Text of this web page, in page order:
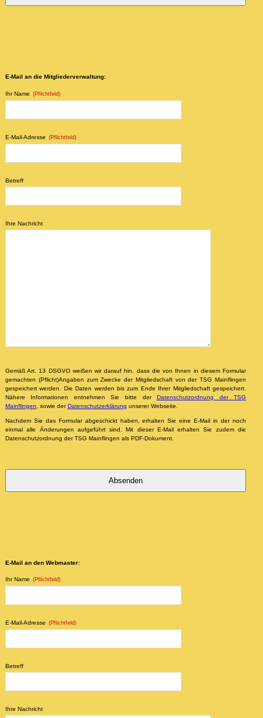
ausgefüllt
E-Mail an die Mitgliederverwaltung:
Ihr Name (Pflichtfeld)
E-Mail-Adresse (Pflichtfeld)
Betreff
Ihre Nachricht
Gemäß Art. 13 DSGVO weißen wir darauf hin, dass die von Ihnen in diesem Formular
gemachten (Pflicht)Angaben zum Zwecke der Mitgliedschaft von der TSG Mainflingen
gespeichert werden. Die Daten werden bis zum Ende Ihrer Mitgliedschaft gespeichert.
Nähere Informationen entnehmen Sie bitte derDatenschutzordnung der TSG
Mainflingen , sowie derDatenschutzerklärung unserer Webseite.
Nachdem Sie das Formular abgeschickt haben, erhalten Sie eine E-Mail in der noch
einmal alle Änderungen aufgeführt sind. Mit dieser E-Mail erhalten Sie zudem die
Datenschutzordnung der TSG Mainflingen als PDF-Dokument.
Absenden
ausgefüllt
E-Mail an den Webmaster:
Ihr Name (Pflichtfeld)
E-Mail-Adresse (Pflichtfeld)
Betreff
Ihre Nachricht